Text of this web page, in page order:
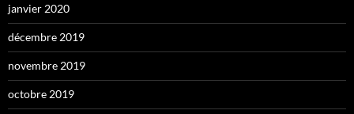
janvier 2020
décembre 2019
novembre 2019
octobre 2019